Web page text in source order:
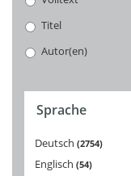
Titel
Autor(en)
Sprache
Deutsch 2754
Englisch 54